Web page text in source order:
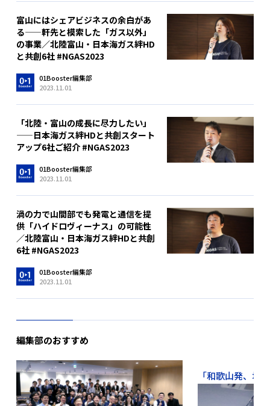
富山にはシェアビジネスの余白があ
る——軒先と模索した「ガス以外」
の事業／北陸富山・日本海ガス絆HD
と共創6社 #NGAS2023
01Booster編集部
2023.11.01
「北陸・富山の成長に尽力したい」
——日本海ガス絆HDと共創スタート
アップ6社ご紹介 #NGAS2023
01Booster編集部
2023.11.01
渦の力で山間部でも発電と通信を提
供「ハイドロヴィーナス」の可能性
／北陸富山・日本海ガス絆HDと共創
6社 #NGAS2023
01Booster編集部
2023.11.01
編集部のおすすめ
「和歌山発、地